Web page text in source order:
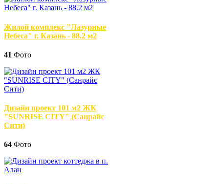
Жилой комплекс "Лазурные
Небеса" г. Казань - 88.2 м2
41 Фото
Дизайн проект 101 м2 ЖК
"SUNRISE CITY" (Санрайс
Сити)
64 Фото